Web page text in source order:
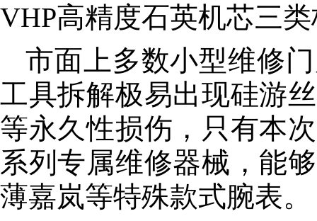
VHP高精度石英机芯三类
市面上多数小型维修
工具拆解极易出现硅游
等永久性损伤，只有本
系列专属维修器械，能
薄嘉岚等特殊款式腕表。